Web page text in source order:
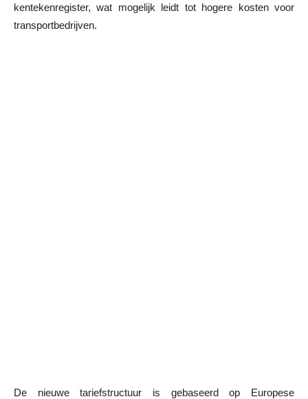
kentekenregister, wat mogelijk leidt tot hogere kosten voor
transportbedrijven.
De nieuwe tariefstructuur is gebaseerd op Europese